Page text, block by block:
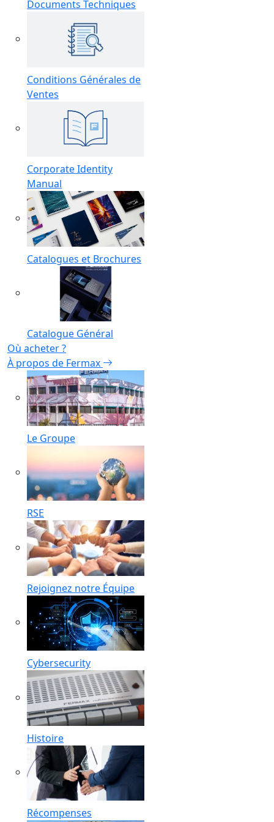
Documents Techniques
Conditions Générales de
Ventes
Corporate Identity
Manual
Catalogues et Brochures
Catalogue Général
Où acheter ?
À propos de Fermax
Le Groupe
RSE
Rejoignez notre Équipe
Cybersecurity
Histoire
Récompenses